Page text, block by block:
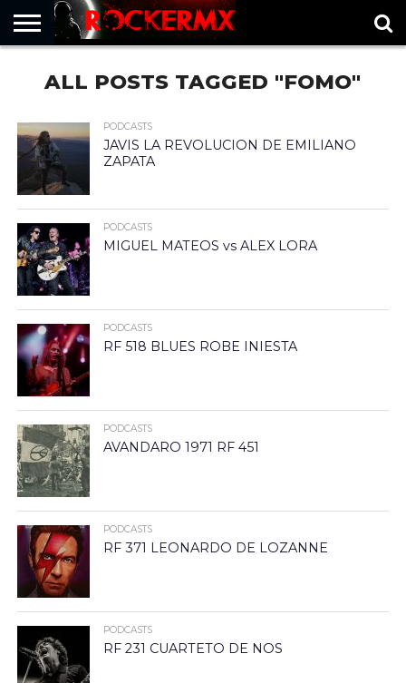
MUSICNEWS
FRAGMENTOS
ROCKERMX
BASEVARSOVIA
PUNTOROCK
ALL POSTS TAGGED "FOMO"
PODCASTS
JAVIS LA REVOLUCION DE EMILIANO
ZAPATA
PODCASTS
MIGUEL MATEOS vs ALEX LORA
PODCASTS
RF 518 BLUES ROBE INIESTA
PODCASTS
AVANDARO 1971 RF 451
PODCASTS
RF 371 LEONARDO DE LOZANNE
PODCASTS
RF 231 CUARTETO DE NOS